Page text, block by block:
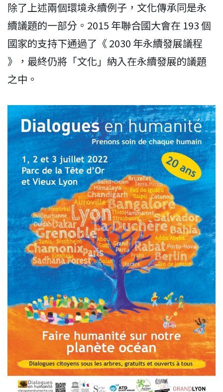
除了上述兩個環境永續例子，文化傳承同是永
續議題的一部分。2015 年聯合國大會在 193 個
國家的支持下通過了《 2030 年永續發展議程
》，最終仍將「文化」納入在永續發展的議題
之中。